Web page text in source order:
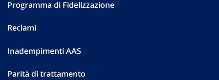
Programma di Fidelizzazione
Reclami
Inadempimenti AAS
Parità di trattamento